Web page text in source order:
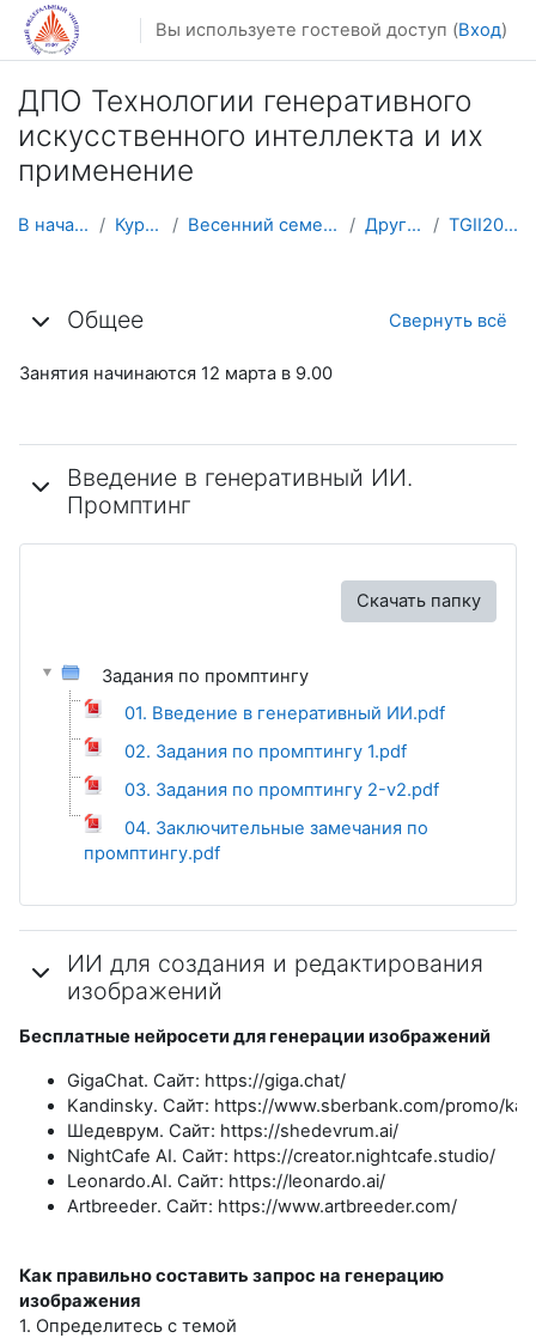
Перейти к основному содержанию
Вы используете гостевой доступ (Вход)
ДПО Технологии генеративного
искусственного интеллекта и их
применение
В начало Курсы Весенний семестр Другое TGII2025
Общее Свернуть всё
Занятия начинаются 12 марта в 9.00
Введение в генеративный ИИ.
Промптинг
Скачать папку
Задания по промптингу
01. Введение в генеративный ИИ.pdf
02. Задания по промптингу 1.pdf
03. Задания по промптингу 2-v2.pdf
04. Заключительные замечания по
промптингу.pdf
ИИ для создания и редактирования
изображений
Бесплатные нейросети длягенерации изображений
GigaChat. Сайт: https://giga.chat/
Kandinsky. Сайт: https://www.sberbank.com/promo/
Шедеврум. Сайт: https://shedevrum.ai/
NightCafe AI. Сайт: https://creator.nightcafe.studio/
Leonardo.AI. Сайт: https://leonardo.ai/
Artbreeder. Сайт: https://www.artbreeder.com/
Как правильно составить запрос на генерацию
изображения
1. Определитесь с темой